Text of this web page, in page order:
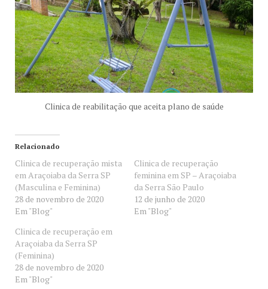
Clinica de reabilitação que aceita plano de saúde
Relacionado
Clinica de recuperação mista
em Araçoiaba da Serra SP
(Masculina e Feminina)
28 de novembro de 2020
Em "Blog"
Clinica de recuperação
feminina em SP – Araçoiaba
da Serra São Paulo
12 de junho de 2020
Em "Blog"
Clinica de recuperação em
Araçoiaba da Serra SP
(Feminina)
28 de novembro de 2020
Em "Blog"